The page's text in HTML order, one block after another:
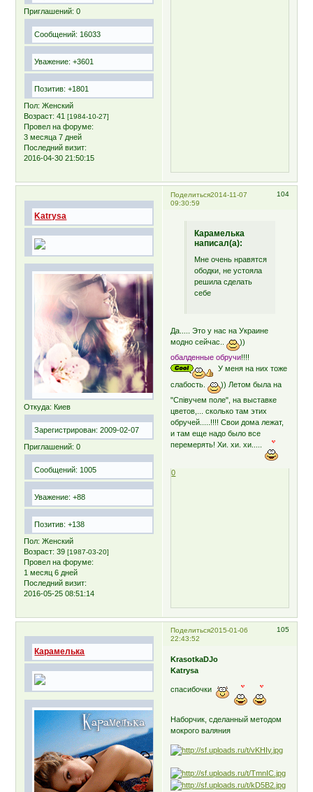
Приглашений: 0
Сообщений: 16033
Уважение: +3601
Позитив: +1801
Пол: Женский
Возраст: 41[1984-10-27]
Провел на форуме:
3 месяца 7 дней
Последний визит:
2016-04-30 21:50:15
Поделиться 104
2014-11-07
09:30:59
Katrysa
Откуда: Киев
Зарегистрирован: 2009-02-07
Приглашений: 0
Сообщений: 1005
Уважение: +88
Позитив: +138
Пол: Женский
Возраст: 39[1987-03-20]
Провел на форуме:
1 месяц 6 дней
Последний визит:
2016-05-25 08:51:14
Карамелька
написал(а):
Мне очень нравятся
ободки, не устояла
решила сделать
себе
Да..... Это у нас на Украине
модно сейчас..
))
обалденные обручи!!!!
У меня на них тоже
слабость.
)) Летом была на
"Спiвучем поле", на выставке
цветов,... сколько там этих
обручей.....!!!! Свои дома лежат,
и там еще надо было все
перемерять! Хи. хи. хи.....
0
Поделиться 105
2015-01-06
22:43:52
Карамелька
KrasotkaDJo
Katrysa
спасибочки
Наборчик, сделанный методом
мокрого валяния